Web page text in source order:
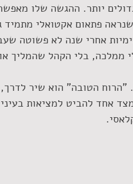
יותר. ההגשה שלו
פתאום אקטואלי
אחרי שנה לא פשוטה
ממלכה, בלי הקהל שהמליך
"הרוח הטובה" הוא שיר
אחד להביט למציאות